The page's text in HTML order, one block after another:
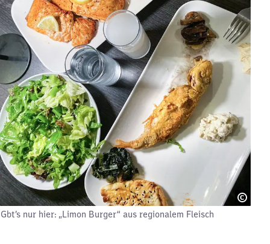
Gbt’s nur hier: „Limon Burger“ aus regionalem Fleisch